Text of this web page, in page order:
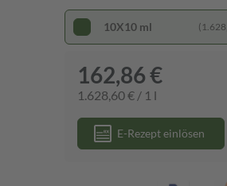
10X10 ml
162,86 €
1.628,60 € / 1 l
E-Rezept einlösen